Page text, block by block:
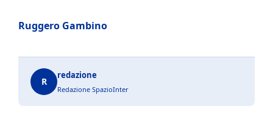
Ruggero Gambino
R
redazione
Redazione SpazioInter